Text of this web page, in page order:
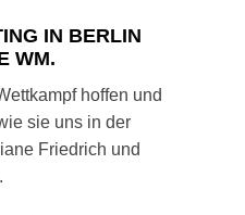
IN BERLIN
WM.
hoffen und
sie uns in der
Friedrich und